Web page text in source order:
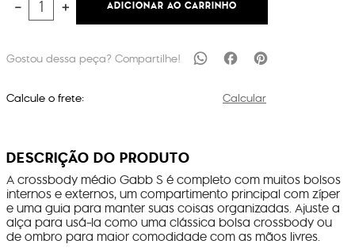
＋
－ ADICIONAR AO CARRINHO
Calcule o frete: Calcular
DESCRIÇÃO DO PRODUTO
A crossbody médio Gabb S é completo com muitos bolsos
internos e externos, um compartimento principal com zíper
e uma guia para manter suas coisas organizadas. Ajuste a
alça para usá-la como uma clássica bolsa crossbody ou
de ombro para maior comodidade com as mãos livres.